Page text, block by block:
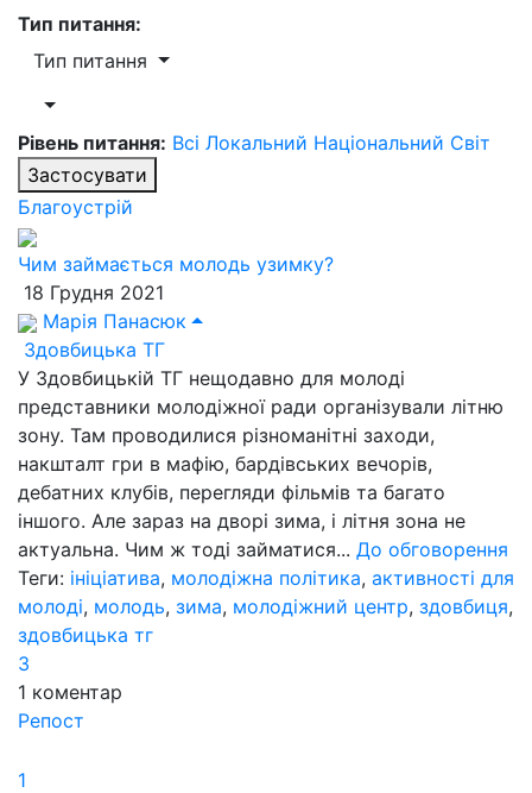
Тип питання:
Тип питання
Рівень питання: Всі Локальний Національний Світ
Застосувати
Благоустрій
Чим займається молодь узимку?
18 Грудня 2021
Марія Панасюк
Здовбицька ТГ
У Здовбицькій ТГ нещодавно для молоді
представники молодіжної ради організували літню
зону. Там проводилися різноманітні заходи,
накшталт гри в мафію, бардівських вечорів,
дебатних клубів, перегляди фільмів та багато
іншого. Але зараз на дворі зима, і літня зона не
актуальна. Чим ж тоді займатися... До обговорення
Теги: ініціатива, молодіжна політика, активності для
молоді, молодь, зима, молодіжний центр, здовбиця,
здовбицька тг
3
1 коментар
Репост
1